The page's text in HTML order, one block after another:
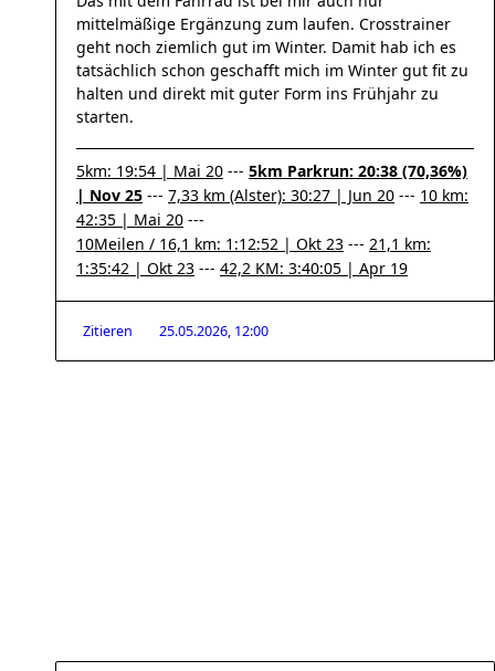
mittelmäßige Ergänzung zum laufen. Crosstrainer
geht noch ziemlich gut im Winter. Damit hab ich es
tatsächlich schon geschafft mich im Winter gut fit zu
halten und direkt mit guter Form ins Frühjahr zu
starten.
5km: 19:54 | Mai 20 --- 5km Parkrun: 20:38 (70,36%)
| Nov 25 --- 7,33 km (Alster): 30:27 | Jun 20 --- 10 km:
42:35 | Mai 20 ---
10Meilen / 16,1 km: 1:12:52 | Okt 23 --- 21,1 km:
1:35:42 | Okt 23 --- 42,2 KM: 3:40:05 | Apr 19
Zitieren 25.05.2026, 12:00